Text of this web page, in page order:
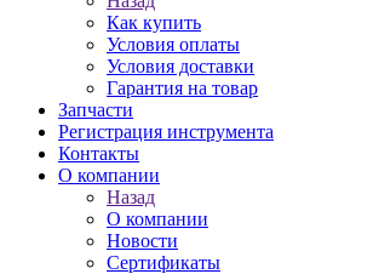
Как купить
Условия оплаты
Условия доставки
Гарантия на товар
Запчасти
Регистрация инструмента
Контакты
О компании
Назад
О компании
Новости
Сертификаты